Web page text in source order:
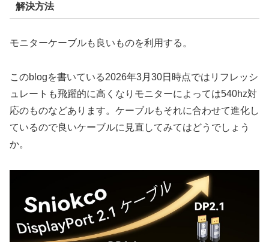
解決方法
モニターケーブルも良いものを利用する。
このblogを書いている2026年3月30日時点ではリフレッシ
ュレートも飛躍的に高くなりモニターによっては540hz対
応のものなどあります。ケーブルもそれに合わせて進化し
ているので良いケーブルに見直してみてはどうでしょう
か。